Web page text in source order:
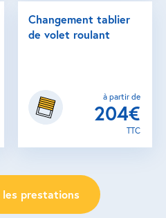
Changement tablier
de volet roulant
à partir de
204€
TTC
prestations